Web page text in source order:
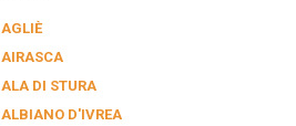
AGLIÈ
AIRASCA
ALA DI STURA
ALBIANO D'IVREA